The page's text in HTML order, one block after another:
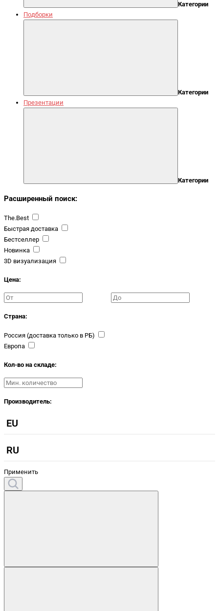
Категории
Подборки
Категории
Презентации
Категории
Расширенный поиск:
The.Best
Быстрая доставка
Бестселлер
Новинка
3D визуализация
Цена:
Страна:
Россия (доставка только в РБ)
Европа
Кол-во на складе:
Производитель:
EU
RU
Применить